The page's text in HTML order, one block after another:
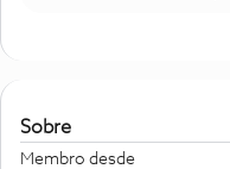
Sobre
Membro desde